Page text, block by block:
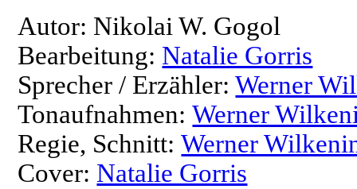
Autor: Nikolai W. Gogol
Bearbeitung: Natalie Gorris
Sprecher / Erzähler:Werner
Tonaufnahmen:Werner
Regie, Schnitt:Werner
Cover: Natalie Gorris